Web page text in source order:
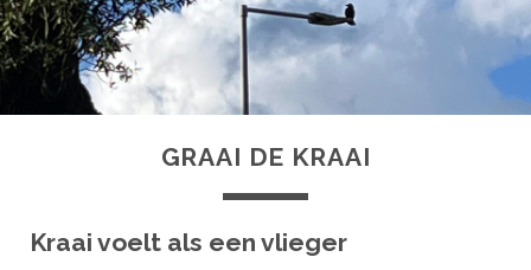
GRAAI DE KRAAI
Kraai voelt als een vlieger